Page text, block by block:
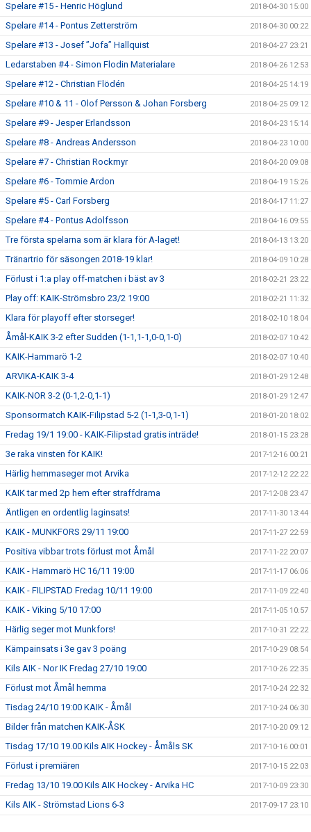
Spelare #15 - Henric Höglund 2018-04-30 15:00
Spelare #14 - Pontus Zetterström 2018-04-30 00:22
Spelare #13 - Josef ”Jofa” Hallquist 2018-04-27 23:21
Ledarstaben #4 - Simon Flodin Materialare 2018-04-26 12:53
Spelare #12 - Christian Flödén 2018-04-25 14:19
Spelare #10 & 11 - Olof Persson & Johan Forsberg 2018-04-25 09:12
Spelare #9 - Jesper Erlandsson 2018-04-23 15:14
Spelare #8 - Andreas Andersson 2018-04-23 10:00
Spelare #7 - Christian Rockmyr 2018-04-20 09:08
Spelare #6 - Tommie Ardon 2018-04-19 15:26
Spelare #5 - Carl Forsberg 2018-04-17 11:27
Spelare #4 - Pontus Adolfsson 2018-04-16 09:55
Tre första spelarna som är klara för A-laget! 2018-04-13 13:20
Tränartrio för säsongen 2018-19 klar! 2018-04-09 10:28
Förlust i 1:a play off-matchen i bäst av 3 2018-02-21 23:22
Play off: KAIK-Strömsbro 23/2 19:00 2018-02-21 11:32
Klara för playoff efter storseger! 2018-02-10 18:04
Åmål-KAIK 3-2 efter Sudden (1-1,1-1,0-0,1-0) 2018-02-07 10:42
KAIK-Hammarö 1-2 2018-02-07 10:40
ARVIKA-KAIK 3-4 2018-01-29 12:48
KAIK-NOR 3-2 (0-1,2-0,1-1) 2018-01-29 12:47
Sponsormatch KAIK-Filipstad 5-2 (1-1,3-0,1-1) 2018-01-20 18:02
Fredag 19/1 19:00 - KAIK-Filipstad gratis inträde! 2018-01-15 23:28
3e raka vinsten för KAIK! 2017-12-16 00:21
Härlig hemmaseger mot Arvika 2017-12-12 22:22
KAIK tar med 2p hem efter straffdrama 2017-12-08 23:47
Äntligen en ordentlig laginsats! 2017-11-30 13:44
KAIK - MUNKFORS 29/11 19:00 2017-11-27 22:59
Positiva vibbar trots förlust mot Åmål 2017-11-22 20:07
KAIK - Hammarö HC 16/11 19:00 2017-11-17 06:06
KAIK - FILIPSTAD Fredag 10/11 19:00 2017-11-09 22:40
KAIK - Viking 5/10 17:00 2017-11-05 10:57
Härlig seger mot Munkfors! 2017-10-31 22:22
Kämpainsats i 3e gav 3 poäng 2017-10-29 08:54
Kils AIK - Nor IK Fredag 27/10 19:00 2017-10-26 22:35
Förlust mot Åmål hemma 2017-10-24 22:32
Tisdag 24/10 19:00 KAIK - Åmål 2017-10-24 06:30
Bilder från matchen KAIK-ÅSK 2017-10-20 09:12
Tisdag 17/10 19.00 Kils AIK Hockey - Åmåls SK 2017-10-16 00:01
Förlust i premiären 2017-10-15 22:03
Fredag 13/10 19.00 Kils AIK Hockey - Arvika HC 2017-10-09 23:30
Kils AIK - Strömstad Lions 6-3 2017-09-17 23:10